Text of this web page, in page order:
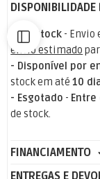
DISPONIBILIDADE
- Em stock - Envio
envio estimado
- Disponível por
stock em até10
- Esgotado -
de stock.
FINANCIAMENTO